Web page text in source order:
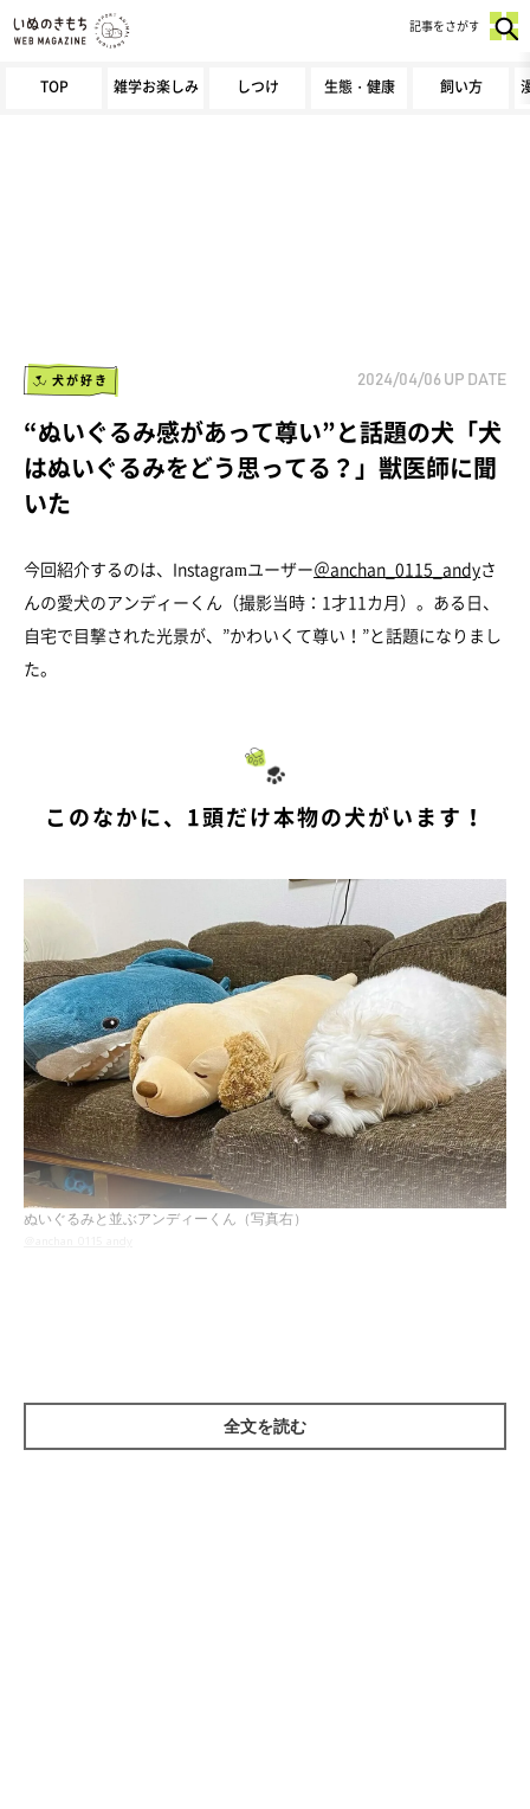
TOP 雑学お楽しみ しつけ 生態・健康 飼い方
記事をさがす
犬が好き 2024/04/06 UP DATE
“ぬいぐるみ感があって尊い”と話題の犬「犬
はぬいぐるみをどう思ってる？」獣医師に聞
いた
今回紹介するのは、Instagramユーザー＠anchan_0115_andyさ
んの愛犬のアンディーくん（撮影当時：1才11カ月）。ある日、
自宅で目撃された光景が、”かわいくて尊い！”と話題になりまし
た。
このなかに、1頭だけ本物の犬がいます！
ぬいぐるみと並ぶアンディーくん（写真右）
いたのだそうです！
全文を読む